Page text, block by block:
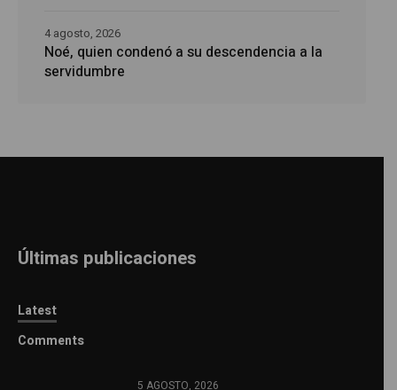
Noé, quien condenó a su descendencia a la
servidumbre
4 agosto, 2026
Últimas publicaciones
Latest
Comments
5 AGOSTO, 2026